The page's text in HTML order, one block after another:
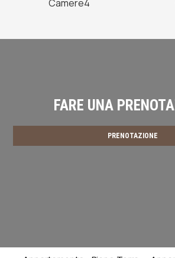
FARE UNA
PRENOTAZIONE